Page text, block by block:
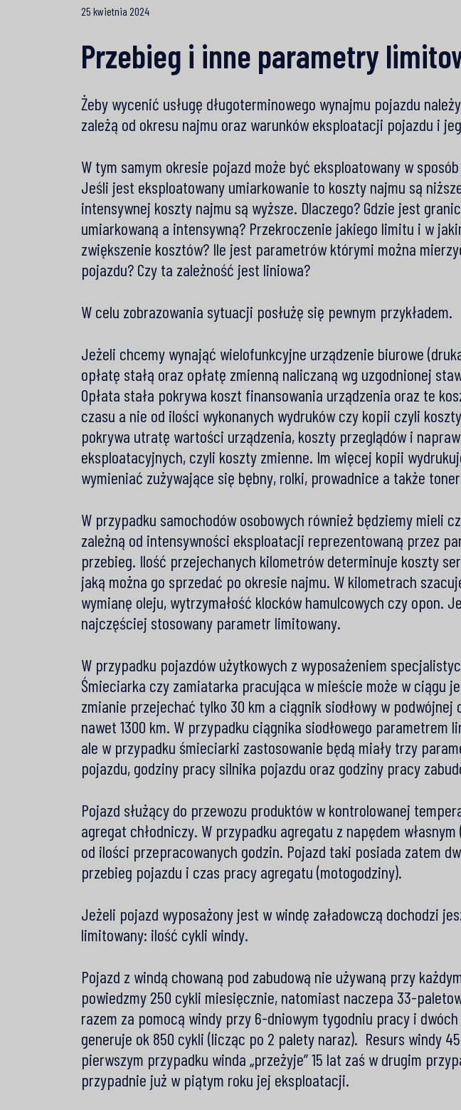
25 kwietnia 2024
Przebieg i inne parametry
Żeby wycenić usługę długoterminowego wynajmu pojazdu
zależą od okresu najmu oraz warunków eksploatacji pojazdu i
W tym samym okresie pojazd może być eksploatowany w
Jeśli jest eksploatowany umiarkowanie to koszty najmu są
intensywnej koszty najmu są wyższe. Dlaczego? Gdzie jest
umiarkowaną a intensywną? Przekroczenie jakiego limitu i w
zwiększenie kosztów? Ile jest parametrów którymi można
pojazdu? Czy ta zależność jest liniowa?
W celu zobrazowania sytuacji posłużę się pewnym przykładem.
Jeżeli chcemy wynająć wielofunkcyjne urządzenie biurowe
opłatę stałą oraz opłatę zmienną naliczaną wg uzgodnionej
Opłata stała pokrywa koszt finansowania urządzenia oraz te
czasu a nie od ilości wykonanych wydruków czy kopii czyli
pokrywa utratę wartości urządzenia, koszty przeglądów i
eksploatacyjnych, czyli koszty zmienne. Im więcej kopii
wymieniać zużywające się bębny, rolki, prowadnice a także
W przypadku samochodów osobowych również będziemy mieli
zależną od intensywności eksploatacji reprezentowaną przez
przebieg. Ilość przejechanych kilometrów determinuje koszty
jaką można go sprzedać po okresie najmu. W kilometrach
wymianę oleju, wytrzymałość klocków hamulcowych czy opon.
najczęściej stosowany parametr limitowany.
W przypadku pojazdów użytkowych z wyposażeniem
Śmieciarka czy zamiatarka pracująca w mieście może w ciągu
zmianie przejechać tylko 30 km a ciągnik siodłowy w podwójnej
nawet 1300 km. W przypadku ciągnika siodłowego parametrem
ale w przypadku śmieciarki zastosowanie będą miały trzy
pojazdu, godziny pracy silnika pojazdu oraz godziny pracy
Pojazd służący do przewozu produktów w kontrolowanej
agregat chłodniczy. W przypadku agregatu z napędem
od ilości przepracowanych godzin. Pojazd taki posiada zatem
przebieg pojazdu i czas pracy agregatu (motogodziny).
Jeżeli pojazd wyposażony jest w windę załadowczą dochodzi
limitowany: ilość cykli windy.
Pojazd z windą chowaną pod zabudową nie używaną przy
powiedzmy 250 cykli miesięcznie, natomiast naczepa 33-
razem za pomocą windy przy 6-dniowym tygodniu pracy i
generuje ok 850 cykli (licząc po 2 palety naraz). Resurs windy
pierwszym przypadku winda „przeżyje” 15 lat zaś w drugim
przypadnie już w piątym roku jej eksploatacji.